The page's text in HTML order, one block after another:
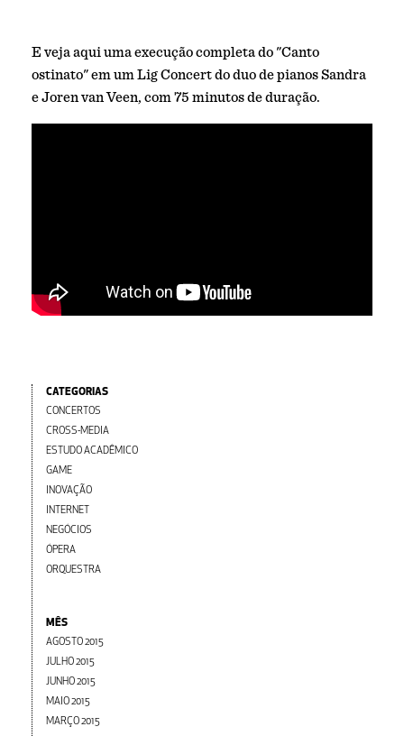
E veja aqui uma execução completa do "Canto
ostinato" em um Lig Concert do duo de pianos Sandra
e Joren van Veen, com 75 minutos de duração.
CATEGORIAS
CONCERTOS
CROSS-MEDIA
ESTUDO ACADÊMICO
GAME
INOVAÇÃO
INTERNET
NEGÓCIOS
ÓPERA
ORQUESTRA
MÊS
AGOSTO 2015
JULHO 2015
JUNHO 2015
MAIO 2015
MARÇO 2015